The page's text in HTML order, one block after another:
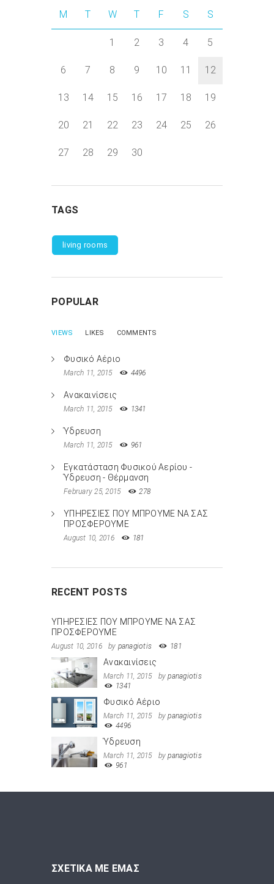
M T W T F S S
1 2 3 4 5
6 7 8 9 10 11 12
13 14 15 16 17 18 19
20 21 22 23 24 25 26
27 28 29 30
TAGS
living rooms
POPULAR
VIEWS LIKES COMMENTS
Φυσικό Αέριο
March 11, 2015 4496
Ανακαινίσεις
March 11, 2015 1341
Ύδρευση
March 11, 2015 961
Εγκατάσταση Φυσικού Αερίου -
Ύδρευση - Θέρμανση
February 25, 2015 278
ΥΠΗΡΕΣΙΕΣ ΠΟΥ ΜΠΡΟΥΜΕ ΝΑ ΣΑΣ
ΠΡΟΣΦΕΡΟΥΜΕ
August 10, 2016 181
RECENT POSTS
ΥΠΗΡΕΣΙΕΣ ΠΟΥ ΜΠΡΟΥΜΕ ΝΑ ΣΑΣ
ΠΡΟΣΦΕΡΟΥΜΕ
August 10, 2016 by panagiotis 181
Ανακαινίσεις
March 11, 2015 bypanagiotis
1341
Φυσικό Αέριο
March 11, 2015 bypanagiotis
4496
Ύδρευση
March 11, 2015 bypanagiotis
961
ΣΧΕΤΙΚΑ ΜΕ ΕΜΑΣ